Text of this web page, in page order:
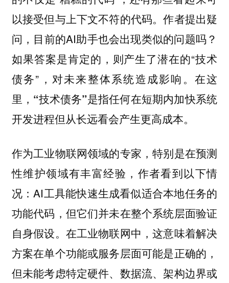
以接受但与上下文不符的代码。作者提出疑
问，目前的AI助手也会出现类似的问题吗？
如果答案是肯定的，则产生了潜在的“技术
债务”，对未来整体系统造成影响。在这
里， “技术债务”是指任何在短期内加快系统
开发进程但从长远看会产生更高成本。
作为工业物联网领域的专家，特别是在预测
性维护领域有丰富经验，作者看到以下情
况：AI工具能快速生成看似适合本地任务的
功能代码，但它们并未在整个系统层面验证
自身假设。在工业物联网中，这意味着解决
方案在单个功能或服务层面可能是正确的，
但未能考虑特定硬件、数据流、架构边界或